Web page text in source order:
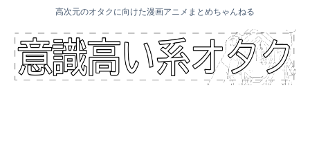
高次元のオタクに向けた漫画アニメまとめちゃんねる